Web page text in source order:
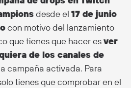
desde el 17 de junio
con motivo del lanzamiento
que tienes que hacer esver
de los canales de
campaña activada. Para
tienes que comprobar en el